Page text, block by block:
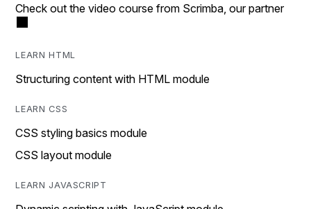
Check out the video course from Scrimba, our partner
LEARN HTML
Structuring content with HTML module
LEARN CSS
CSS styling basics module
CSS layout module
LEARN JAVASCRIPT